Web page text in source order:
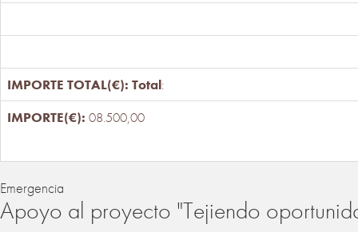
Total:
08.500,00
Emergencia
Apoyo al proyecto "Tejiendo